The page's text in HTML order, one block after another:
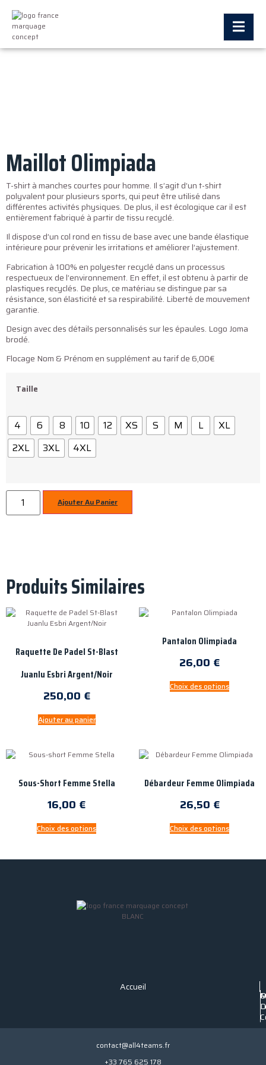
Maillot Olimpiada
T-shirt à manches courtes pour homme. Il s’agit d’un t-shirt
polyvalent pour plusieurs sports, qui peut être utilisé dans
différentes activités physiques. De plus, il est écologique car il est
entièrement fabriqué à partir de tissu recyclé.
Il dispose d’un col rond en tissu de base avec une bande élastique
intérieure pour prévenir les irritations et améliorer l’ajustement.
Fabrication à 100% en polyester recyclé dans un processus
respectueux de l’environnement. En effet, il est obtenu à partir de
plastiques recyclés. De plus, ce matériau se distingue par sa
résistance, son élasticité et sa respirabilité. Liberté de mouvement
garantie.
Design avec des détails personnalisés sur les épaules. Logo Joma
brodé.
Flocage Nom & Prénom en supplément au tarif de 6,00€
Taille
4 6 8 10 12 XS S M L
XL
2XL
3XL 4XL
Ajouter Au Panier
Produits Similaires
Raquette De Padel St-Blast
Juanlu Esbri Argent/Noir
250,00 €
Ajouter au panier
Pantalon Olimpiada
26,00 €
Choix des options
Sous-Short Femme Stella
16,00 €
Choix des options
Débardeur Femme Olimpiada
26,50 €
Choix des options
Accueil
contact@all4teams.fr
+33 765 625 178